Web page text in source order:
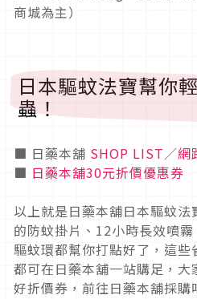
商城為主）
日本驅蚊法寶幫你
蟲！
■ 日藥本舖 SHOP LIST／網
■ 日藥本舖30元折價優惠券
以上就是日藥本舖日本驅蚊
的防蚊掛片、12小時長效噴
驅蚊環都幫你打點好了，這
都可在日藥本舖一站購足，
好折價券，前往日藥本舖採購